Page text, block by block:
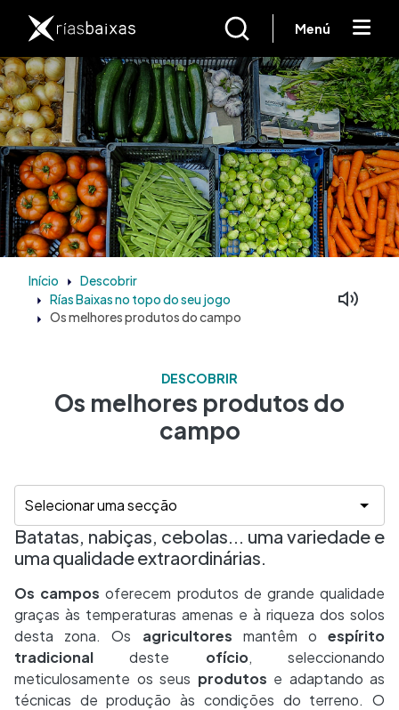
Menú
Início
Descobrir
Rías Baixas no topo do seu jogo
Os melhores produtos do campo
DESCOBRIR
Os melhores produtos do
campo
Batatas, nabiças, cebolas... uma variedade e
uma qualidade extraordinárias.
Os campos oferecem produtos de grande qualidade
graças às temperaturas amenas e à riqueza dos solos
desta zona. Os agricultores mantêm oespírito
tradicional deste ofício, seleccionando
meticulosamente os seus produtos e adaptando as
técnicas de produção às condições do terreno. O